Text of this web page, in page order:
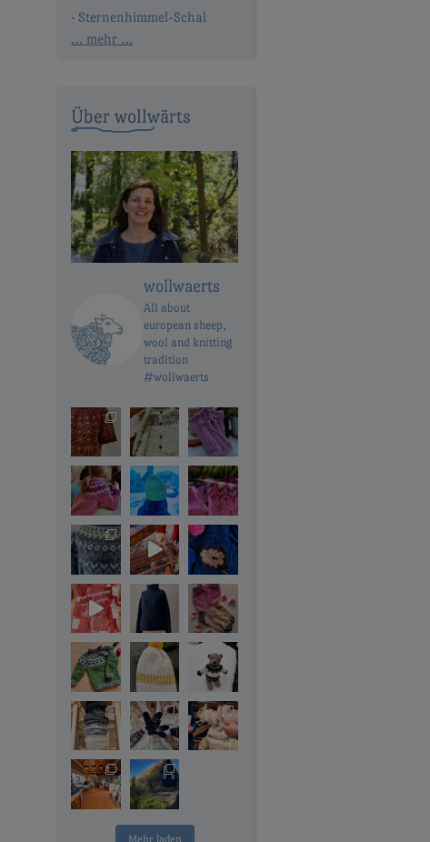
Sternenhimmel-Schal
… mehr …
Über wollwärts
wollwaerts
All about
european sheep,
wool and knitting
tradition
#wollwaerts
Mehr laden